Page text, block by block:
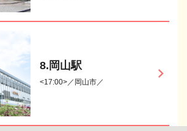
8.岡山駅
<17:00>／岡山市／ keyboard_arrow_right